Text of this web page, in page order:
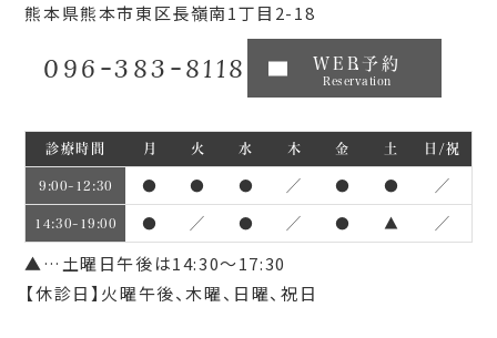
熊本県熊本市東区長嶺南1丁目2-18
096-383-8118 WEB予約
Reservation
診療時間 月 火 水 木 金 土 日/祝
9:00~12:30 ● ● ● ／ ● ● ／
14:30~19:00 ● ／ ● ／ ● ▲ ／
▲…土曜日午後は14:30～17:30
【休診日】火曜午後、木曜、日曜、祝日